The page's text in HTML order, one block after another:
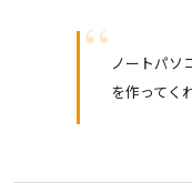
ノートパソ
を作ってく